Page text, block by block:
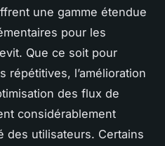
une gamme étendue
pour les
Que ce soit pour
répétitives, l’amélioration
des flux de
considérablement
des utilisateurs. Certains